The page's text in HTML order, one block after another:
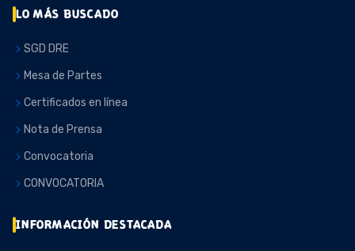
LO MÁS BUSCADO
SGD DRE
Mesa de Partes
Certificados en línea
Nota de Prensa
Convocatoria
CONVOCATORIA
INFORMACIÓN DESTACADA